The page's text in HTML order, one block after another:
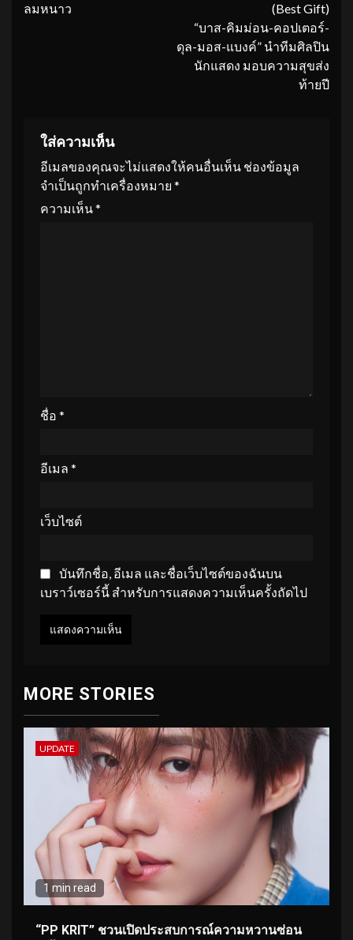
ลมหนาว
(Best Gift)
“บาส-คิมม่อน-คอปเตอร์-
ดุล-มอส-แบงค์” นำทีมศิลปิน
นักแสดง มอบความสุขส่ง
ท้ายปี
ใส่ความเห็น
อีเมลของคุณจะไม่แสดงให้คนอื่นเห็น ช่องข้อมูล
จำเป็นถูกทำเครื่องหมาย *
ความเห็น*
ชื่อ *
อีเมล *
เว็บไซต์
บันทึกชื่อ, อีเมล และชื่อเว็บไซต์ของฉันบน
เบราว์เซอร์นี้ สำหรับการแสดงความเห็นครั้งถัดไป
MORE STORIES
UPDATE
1 min read
“PP KRIT” ชวนเปิดประสบการณ์ความหวานซ่อน